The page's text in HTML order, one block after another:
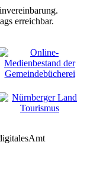
erreichbar.